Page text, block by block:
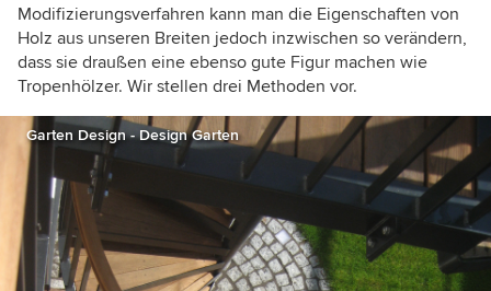
Modifizierungsverfahren kann man die Eigenschaften von
Holz aus unseren Breiten jedoch inzwischen so verändern,
dass sie draußen eine ebenso gute Figur machen wie
Tropenhölzer. Wir stellen drei Methoden vor.
Garten Design - Design Garten